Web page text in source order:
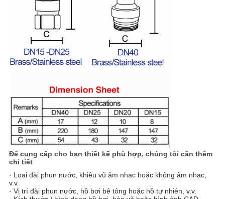
Để cung cấp cho bạn thiết kế phù hợp, chúng tôi cần thêm
chi tiết
· Loại đài phun nước, khiêu vũ âm nhạc hoặc không âm nhạc,
v.v.
· Vị trí đài phun nước, hồ bơi bê tông hoặc hồ tự nhiên, v.v.